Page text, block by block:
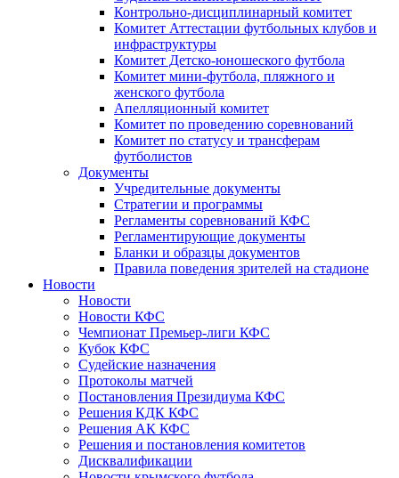
Контрольно-дисциплинарный комитет
Комитет Аттестации футбольных клубов и
инфраструктуры
Комитет Детско-юношеского футбола
Комитет мини-футбола, пляжного и
женского футбола
Апелляционный комитет
Комитет по проведению соревнований
Комитет по статусу и трансферам
футболистов
Документы
Учредительные документы
Стратегии и программы
Регламенты соревнований КФС
Регламентирующие документы
Бланки и образцы документов
Правила поведения зрителей на стадионе
Новости
Новости
Новости КФС
Чемпионат Премьер-лиги КФС
Кубок КФС
Судейские назначения
Протоколы матчей
Постановления Президиума КФС
Решения КДК КФС
Решения АК КФС
Решения и постановления комитетов
Дисквалификации